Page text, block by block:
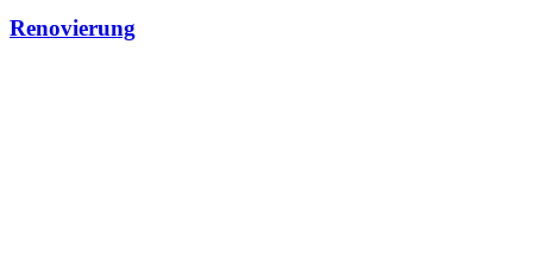
Renovierung